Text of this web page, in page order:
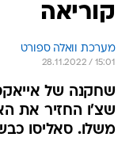
קוריאה
מערכת וואלה ספורט
28.11.2022 / 15:01
שחקנה של
שצ'ו החזיר את
משלו. סאליסו